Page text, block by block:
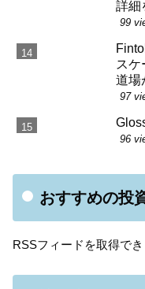
詳細
99
スケ
道場
97
96
おすすめの投
RSSフィードを取得で